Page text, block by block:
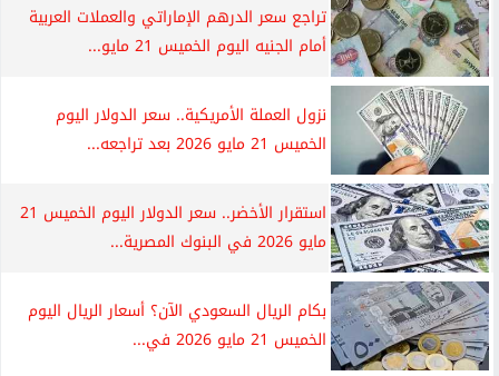
تراجع سعر الدرهم الإماراتي والعملات العربية
أمام الجنيه اليوم الخميس 21 مايو...
نزول العملة الأمريكية.. سعر الدولار اليوم
الخميس 21 مايو 2026 بعد تراجعه...
استقرار الأخضر.. سعر الدولار اليوم الخميس 21
مايو 2026 في البنوك المصرية...
بكام الريال السعودي الآن؟ أسعار الريال اليوم
الخميس 21 مايو 2026 في...